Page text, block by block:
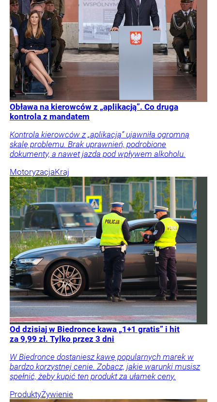
Obława na kierowców z „aplikacją”. Co druga
kontrola z mandatem
Kontrola kierowców z „aplikacją” ujawniła ogromną
skalę problemu. Brak uprawnień, podrobione
dokumenty, a nawet jazda pod wpływem alkoholu.
MotoryzacjaKraj
Od dzisiaj w Biedronce kawa „1+1 gratis” i hit
za 9,99 zł. Tylko przez 3 dni
W Biedronce dostaniesz kawę popularnych marek w
bardzo korzystnej cenie. Zobacz, jakie warunki musisz
spełnić, żeby kupić ten produkt za ułamek ceny.
ProduktyŻywienie